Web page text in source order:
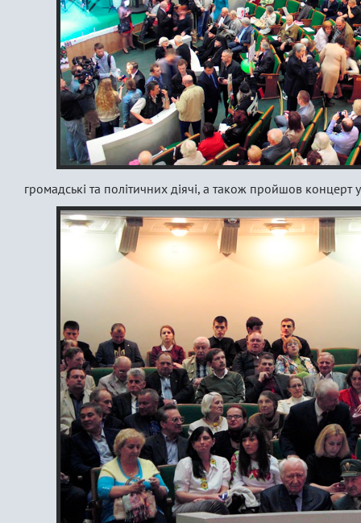
громадські та політичних діячі, а також пройшов концерт